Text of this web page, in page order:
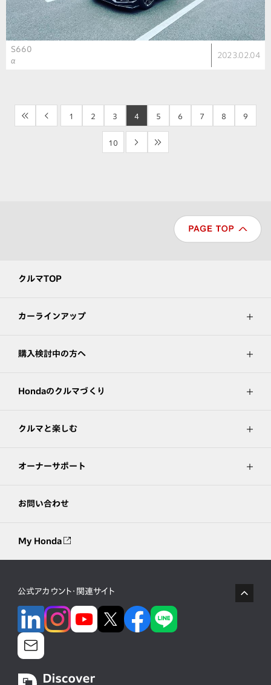
S660
α
2023.02.04
<< < 1 2 3 4 5 6 7 8 9
10 > >>
クルマTOP
カーラインアップ
購入検討中の方へ
Hondaのクルマづくり
クルマと楽しむ
オーナーサポート
お問い合わせ
My Honda
公式アカウント・関連サイト